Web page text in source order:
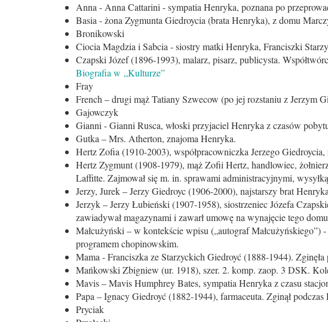
Anna - Anna Cattarini - sympatia Henryka, poznana po
Basia - żona Zygmunta Giedroycia (brata Henryka), z domu
Bronikowski
Ciocia Magdzia i Sabcia - siostry matki Henryka, Franciszki
Czapski Józef (1896-1993), malarz, pisarz, publicysta.
Biografia w „Kulturze”
Fray
French – drugi mąż Tatiany Szwecow (po jej rozstaniu z Jerzym
Gajowczyk
Gianni - Gianni Rusca, włoski przyjaciel Henryka z czasów
Gutka – Mrs. Atherton, znajoma Henryka.
Hertz Zofia (1910-2003), współpracowniczka Jerzego
Hertz Zygmunt (1908-1979), mąż Zofii Hertz, handlowiec,
Laffitte. Zajmował się m. in. sprawami administracyjnymi,
Jerzy, Jurek – Jerzy Giedroyc (1906-2000), najstarszy brat
Jerzyk – Jerzy Łubieński (1907-1958), siostrzeniec Józefa
zawiadywał magazynami i zawarł umowę na wynajęcie tego
Małcużyński – w kontekście wpisu („autograf
programem chopinowskim.
Mama - Franciszka ze Starzyckich Giedroyć (1888-1944).
Mańkowski Zbigniew (ur. 1918), szer. 2. komp. zaop. 3 DSK.
Mavis – Mavis Humphrey Bates, sympatia Henryka z czasu
Papa – Ignacy Giedroyć (1882-1944), farmaceuta. Zginął
Pryciak